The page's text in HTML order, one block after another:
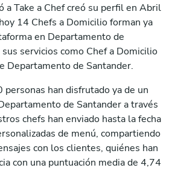
a Take a Chef creó su perfil en Abril
14 Chefs a Domicilio forman ya
en Departamento de
servicios como Chef a Domicilio
Departamento de Santander.
han disfrutado ya de un
de Santander a través
chefs han enviado hasta la fecha
de menú, compartiendo
con los clientes, quiénes han
con una puntuación media de 4,74